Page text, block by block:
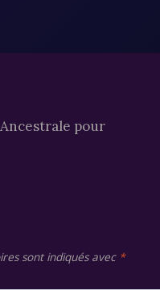
pour
sont indiqués avec *